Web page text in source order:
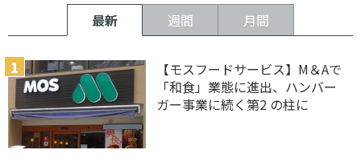
最新 週間 月間
【モスフードサービス】M＆Aで
「和食」業態に進出、ハンバー
ガー事業に続く第2 の柱に